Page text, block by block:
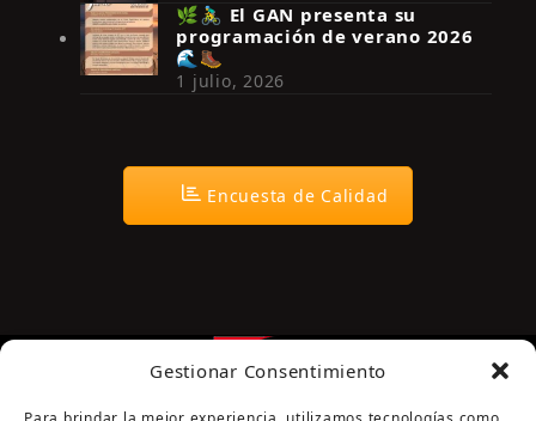
Gestionar Consentimiento
🌿🚴‍♂️ El GAN presenta su
programación de verano 2026
🌊🥾
1 julio, 2026
Encuesta de Calidad